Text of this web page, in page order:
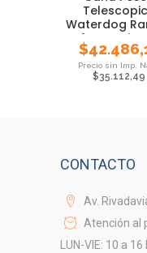
Waterdog
4 Mts
Carpa
$
$35.112,49
CONTACTO
Av.
Atención al
LUN-VIE: 10 a 16